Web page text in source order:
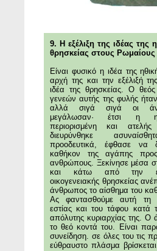
9. Η εξέλιξη της ιδέας της
θρησκείας στους Ρωμαίους
Είναι φυσικό η ιδέα της
αρχή της και την εξέλιξή
ιδέα της θρησκείας. Ο
γενεών αυτής της φυλής
αλλά σιγά σιγά οι
μεγάλωσαν· έτσι η
περιορισμένη και
διευρύνθηκε
προοδευτικά, έφθασε να
καθήκον της αγάπης
ανθρώπους. Ξεκίνησε μέσα
και κάτω από την
οικογενειακής θρησκείας
άνθρωπος το αίσθημα του
Ας φαντασθούμε αυτή τη
εστίας και του τάφου κατά
απόλυτης κυριαρχίας της. Ο
το θεό κοντά του. Είναι
συνείδηση. σε όλες του τις
εύθραυστο πλάσμα